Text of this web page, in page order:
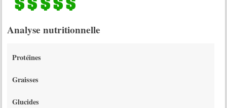
Analyse nutritionnelle
Protéines
Graisses
Glucides